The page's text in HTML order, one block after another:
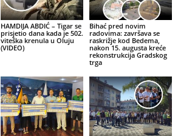
HAMDIJA ABDIĆ – Tigar se
prisjetio dana kada je 502.
viteška krenula u Oluju
(VIDEO)
Bihać pred novim
radovima: završava se
raskrižje kod Bedema,
nakon 15. augusta kreće
rekonstrukcija Gradskog
trga